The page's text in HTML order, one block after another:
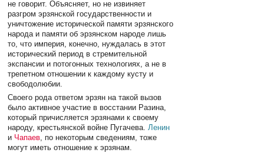
не говорит. Объясняет, но не извиняет
разгром эрзянской государственности и
уничтожение исторической памяти эрзянского
народа и памяти об эрзянском народе лишь
то, что империя, конечно, нуждалась в этот
исторический период в стремительной
экспансии и потогонных технологиях, а не в
трепетном отношении к каждому кусту и
свободолюбии.
Своего рода ответом эрзян на такой вызов
было активное участие в восстании Разина,
который причисляется эрзянами к своему
народу, крестьянской войне Пугачева.Ленин
и Чапаев, по некоторым сведениям, тоже
могут иметь отношение к эрзянам.